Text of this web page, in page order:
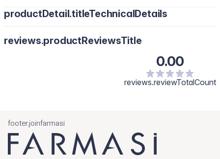
productDetail.titleTechnicalDetails
Допоміжні компоненти: мікрокристалічна целюлоза (МКЦ), діоксид кремнію.
reviews.productReviewsTitle
0.00
reviews.reviewTotalCount
footer.joinfarmasi